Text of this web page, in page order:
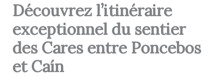
Découvrez l’itinéraire
exceptionnel du sentier
des Cares entre Poncebos
et Caín